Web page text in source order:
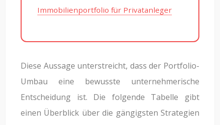
Immobilienportfolio für Privatanleger
Diese Aussage unterstreicht, dass der Portfolio-
Umbau eine bewusste unternehmerische
Entscheidung ist. Die folgende Tabelle gibt
einen Überblick über die gängigsten Strategien